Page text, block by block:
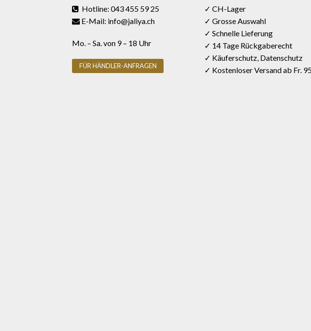
Hotline: 043 455 59 25
E-Mail: info@jaliya.ch
Mo. – Sa. von 9 – 18 Uhr
FÜR HÄNDLER-ANFRAGEN
✓ CH-Lager
✓ Grosse Auswahl
✓ Schnelle Lieferung
✓ 14 Tage Rückgaberecht
✓ Käuferschutz, Datenschutz
✓ Kostenloser Versand ab Fr.